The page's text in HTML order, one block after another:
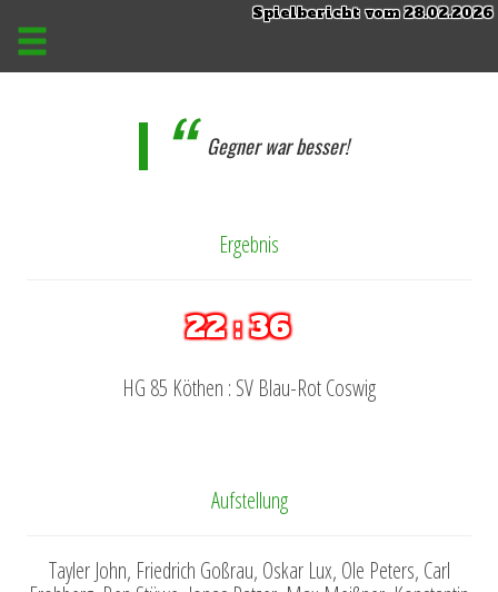
Spielbericht vom 28.02.2026
Gegner war besser!
Ergebnis
22 : 36
HG 85 Köthen : SV Blau-Rot Coswig
Aufstellung
Tayler John, Friedrich Goßrau, Oskar Lux, Ole Peters, Carl